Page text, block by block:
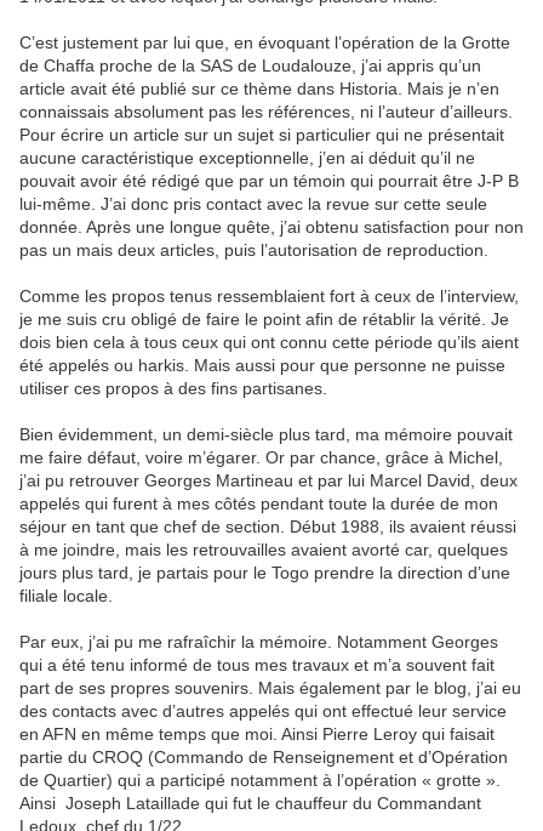
C’est justement par lui que, en évoquant l’opération de la Grotte
de Chaffa proche de la SAS de Loudalouze, j’ai appris qu’un
article avait été publié sur ce thème dans Historia. Mais je n’en
connaissais absolument pas les références, ni l’auteur d’ailleurs.
Pour écrire un article sur un sujet si particulier qui ne présentait
aucune caractéristique exceptionnelle, j’en ai déduit qu’il ne
pouvait avoir été rédigé que par un témoin qui pourrait être J-P B
lui-même. J’ai donc pris contact avec la revue sur cette seule
donnée. Après une longue quête, j’ai obtenu satisfaction pour non
pas un mais deux articles, puis l’autorisation de reproduction.
Comme les propos tenus ressemblaient fort à ceux de l’interview,
je me suis cru obligé de faire le point afin de rétablir la vérité. Je
dois bien cela à tous ceux qui ont connu cette période qu’ils aient
été appelés ou harkis. Mais aussi pour que personne ne puisse
utiliser ces propos à des fins partisanes.
Bien évidemment, un demi-siècle plus tard, ma mémoire pouvait
me faire défaut, voire m’égarer. Or par chance, grâce à Michel,
j’ai pu retrouver Georges Martineau et par lui Marcel David, deux
appelés qui furent à mes côtés pendant toute la durée de mon
séjour en tant que chef de section. Début 1988, ils avaient réussi
à me joindre, mais les retrouvailles avaient avorté car, quelques
jours plus tard, je partais pour le Togo prendre la direction d’une
filiale locale.
Par eux, j’ai pu me rafraîchir la mémoire. Notamment Georges
qui a été tenu informé de tous mes travaux et m’a souvent fait
part de ses propres souvenirs. Mais également par le blog, j’ai eu
des contacts avec d’autres appelés qui ont effectué leur service
en AFN en même temps que moi. Ainsi Pierre Leroy qui faisait
partie du CROQ (Commando de Renseignement et d’Opération
de Quartier) qui a participé notamment à l’opération « grotte ».
Ainsi Joseph Lataillade qui fut le chauffeur du Commandant
Ledoux, chef du 1/22.